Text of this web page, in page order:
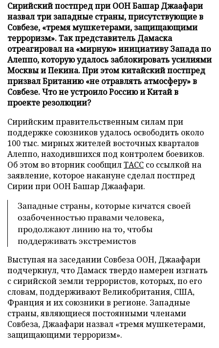
Сирийский постпред при ООН Башар Джаафари
назвал три западные страны, присутствующие в
Совбезе, «тремя мушкетерами, защищающими
терроризм». Так представитель Дамаска
отреагировал на «мирную» инициативу Запада по
Алеппо, которую удалось заблокировать усилиями
Москвы и Пекина. При этом китайский постпред
призвал Британию «не отравлять атмосферу» в
Совбезе. Что не устроило Россию и Китай в
проекте резолюции?
Сирийским правительственным силам при
поддержке союзников удалось освободить около
100 тыс. мирных жителей восточных кварталов
Алеппо, находившихся под контролем боевиков.
Об этом во вторник сообщилТАСС со ссылкой на
заявление, которое накануне сделал постпред
Сирии при ООН Башар Джаафари.
Западные страны, которые кичатся своей
озабоченностью правами человека,
продолжают линию на то, чтобы
поддерживать экстремистов
Выступая на заседании Совбеза ООН, Джаафари
подчеркнул, что Дамаск твердо намерен изгнать
с сирийской земли террористов, которых, по его
словам, поддерживают Великобритания, США,
Франция и их союзники в регионе. Западные
страны, являющиеся постоянными членами
Совбеза, Джаафари назвал «тремя мушкетерами,
защищающими терроризм».